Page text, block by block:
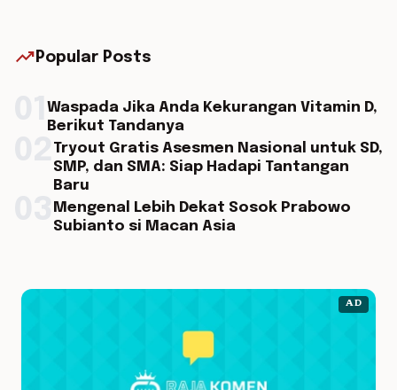
trending_up Popular Posts
Waspada Jika Anda Kekurangan Vitamin D,
Berikut Tandanya
Tryout Gratis Asesmen Nasional untuk SD,
SMP, dan SMA: Siap Hadapi Tantangan
Baru
Mengenal Lebih Dekat Sosok Prabowo
Subianto si Macan Asia
AD